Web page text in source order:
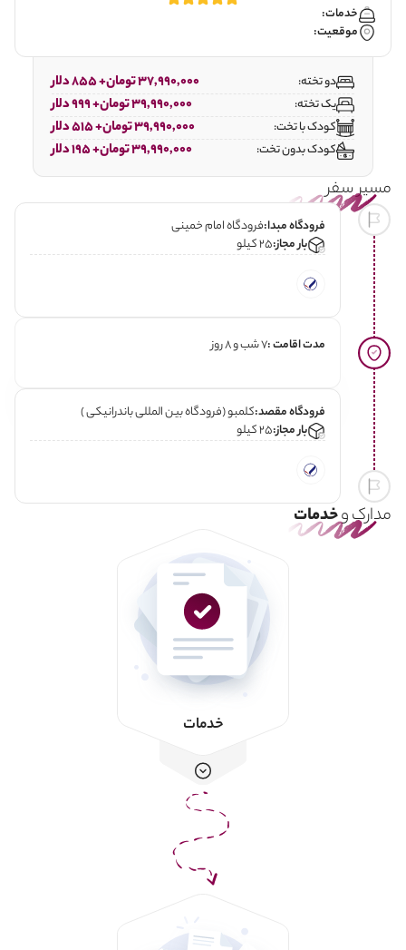
خدمات:
موقعیت:
دو تخته: 37,990,000 تومان+ 855 دلار
یک تخته: 39,990,000 تومان+ 999 دلار
کودک با تخت: 39,990,000 تومان+ 515 دلار
کودک بدون تخت: 39,990,000 تومان+ 195 دلار
مسیر سفر
فرودگاه مبدا:فرودگاه امام خمینی
بار مجاز:25 کیلو
مدت اقامت :7 شب و 8 روز
فرودگاه مقصد:کلمبو (فرودگاه بین المللی باندرانیکی )
بار مجاز:25 کیلو
مدارک وخدمات
خدمات